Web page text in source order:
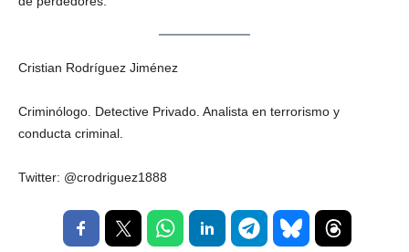
Cristian Rodríguez Jiménez
Criminólogo. Detective Privado. Analista en terrorismo y
conducta criminal.
Twitter: @crodriguez1888